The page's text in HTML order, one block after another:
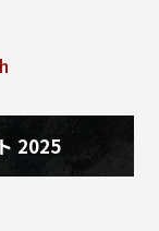
2025